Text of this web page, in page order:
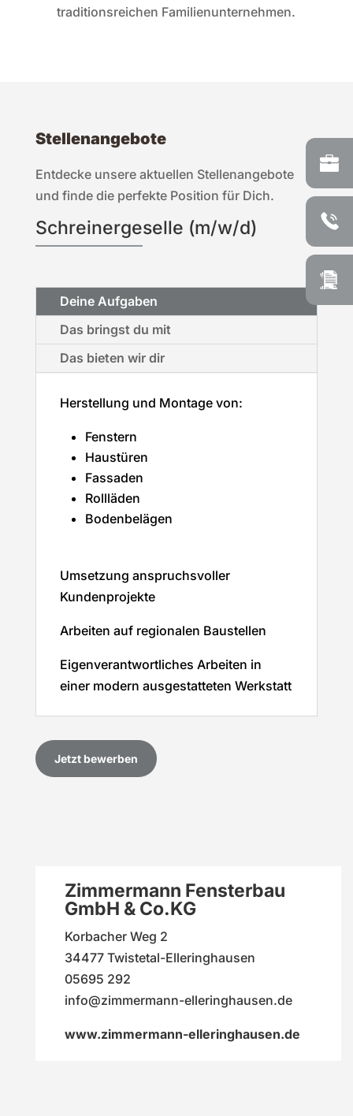
traditionsreichen Familienunternehmen.
Stellenangebote
Entdecke unsere aktuellen Stellenangebote
und finde die perfekte Position für Dich.
Schreiner­geselle (m/w/d)
Deine Aufgaben
Das bringst du mit
Das bieten wir dir
Herstellung und Montage von:
Fenstern
Haustüren
Fassaden
Rollläden
Bodenbelägen
Umsetzung anspruchsvoller
Kundenprojekte
Arbeiten auf regionalen Baustellen
Eigenverantwortliches Arbeiten in
einer modern ausgestatteten Werkstatt
Jetzt bewerben
Zimmermann Fensterbau
GmbH & Co.KG
Korbacher Weg 2
34477 Twiste­tal-Elleringhausen
05695 292
info@zimmermann-elleringhausen.de
www.zimmermann-elleringhausen.de